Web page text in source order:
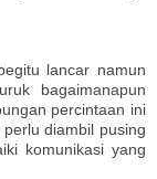
lancar namun
bagaimanapun
percintaan ini
diambil pusing
komunikasi yang